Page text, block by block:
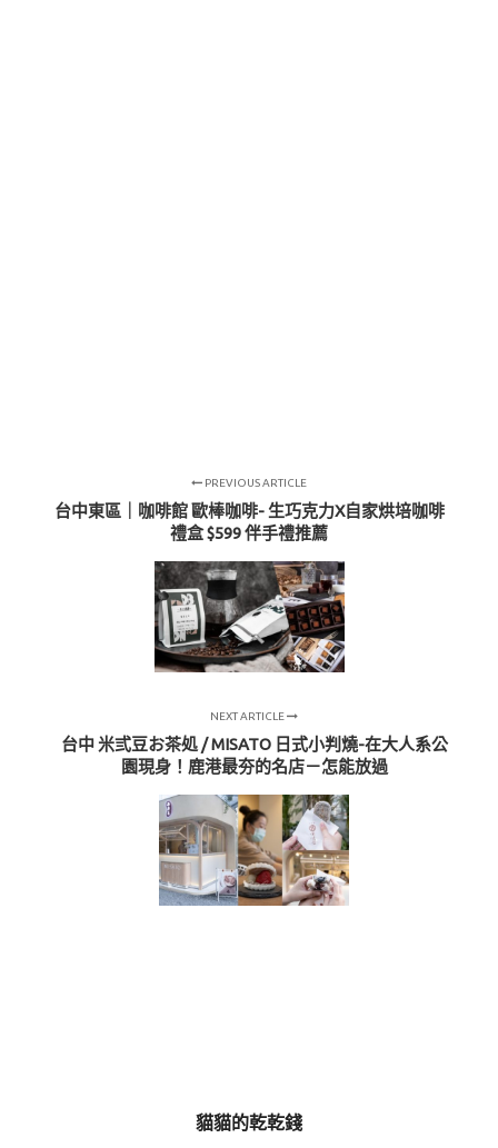
PREVIOUS ARTICLE
台中東區｜咖啡館 歐棒咖啡- 生巧克力X自家烘培咖啡
禮盒 $599 伴手禮推薦
NEXT ARTICLE
台中 米弎豆お茶処 / MISATO 日式小判燒-在大人系公
園現身！鹿港最夯的名店－怎能放過
貓貓的乾乾錢